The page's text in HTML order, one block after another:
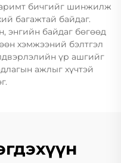
бичгийг шинжилж
багажтай байдаг.
энгийн байдаг бөгөөд
хэмжээний бэлтгэл
үр ашгийг
ажлыг хүчтэй